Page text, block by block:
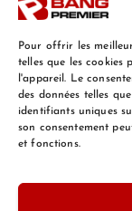
Pour offrir les
telles que les cookies
l'appareil. Le
des données telles
identifiants uniques
son consentement
et fonctions.
Mentions Légales